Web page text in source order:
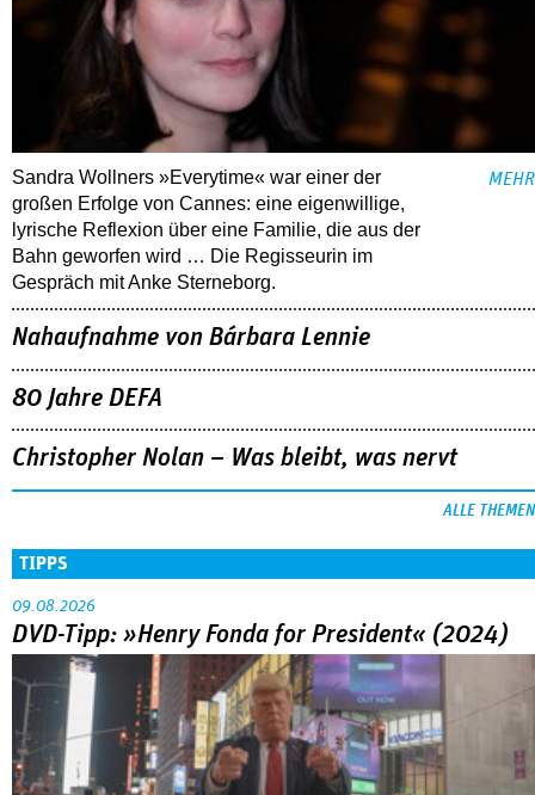
Sandra Wollners »Everytime« war einer der
großen Erfolge von Cannes: eine eigenwillige,
lyrische Reflexion über eine ­Familie, die aus der
Bahn geworfen wird … Die Regisseurin im
Gespräch mit Anke Sterneborg.
MEHR
Nahaufnahme von Bárbara Lennie
80 Jahre DEFA
Christopher Nolan – Was bleibt, was nervt
ALLE THEMEN
TIPPS
09.08.2026
DVD-Tipp: »Henry Fonda for President« (2024)